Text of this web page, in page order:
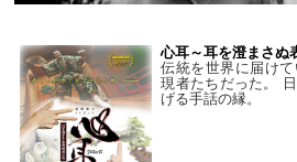
心耳～耳を澄まさ
伝統を世界に届け
現者たちだった。
げる手話の縁。